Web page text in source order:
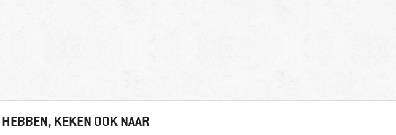
KEKEN OOK NAAR